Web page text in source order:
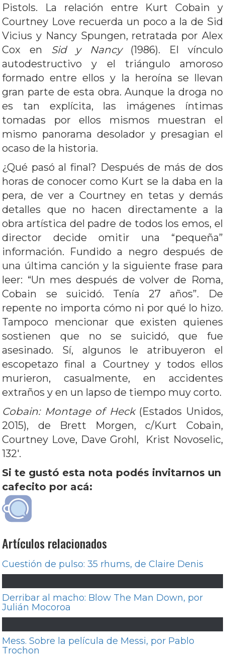
Pistols. La relación entre Kurt Cobain y
Courtney Love recuerda un poco a la de Sid
Vicius y Nancy Spungen, retratada por Alex
Cox en Sid y Nancy(1986). El vínculo
autodestructivo y el triángulo amoroso
formado entre ellos y la heroína se llevan
gran parte de esta obra. Aunque la droga no
es tan explícita, las imágenes íntimas
tomadas por ellos mismos muestran el
mismo panorama desolador y presagian el
ocaso de la historia.
¿Qué pasó al final? Después de más de dos
horas de conocer como Kurt se la daba en la
pera, de ver a Courtney en tetas y demás
detalles que no hacen directamente a la
obra artística del padre de todos los emos, el
director decide omitir una “pequeña”
información. Fundido a negro después de
una última canción y la siguiente frase para
leer: “Un mes después de volver de Roma,
Cobain se suicidó. Tenía 27 años”. De
repente no importa cómo ni por qué lo hizo.
Tampoco mencionar que existen quienes
sostienen que no se suicidó, que fue
asesinado. Sí, algunos le atribuyeron el
escopetazo final a Courtney y todos ellos
murieron, casualmente, en accidentes
extraños y en un lapso de tiempo muy corto.
Cobain: Montage of Heck(Estados Unidos,
2015), de Brett Morgen, c/Kurt Cobain,
Courtney Love, Dave Grohl, Krist Novoselic,
132′.
Si te gustó esta nota podés invitarnos un
cafecito por acá:
Artículos relacionados
Cuestión de pulso: 35 rhums, de Claire Denis
Derribar al macho: Blow The Man Down, por
Julián Mocoroa
Mess. Sobre la película de Messi, por Pablo
Trochon